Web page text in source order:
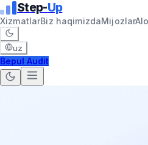
Step-Up
XizmatlarBiz haqimizdaMijozlar
uz
Bepul Audit